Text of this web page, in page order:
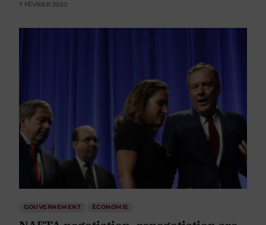
7 FÉVRIER 2020
GOUVERNEMENT ÉCONOMIE